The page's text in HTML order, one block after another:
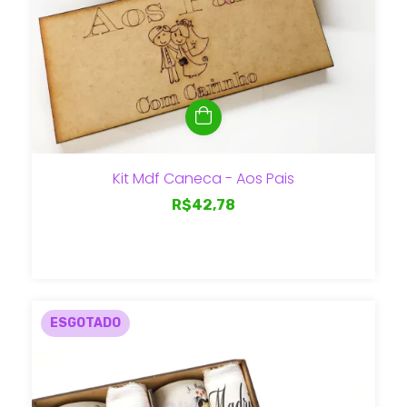
Kit Mdf Caneca - Aos Pais
R$42,78
ESGOTADO